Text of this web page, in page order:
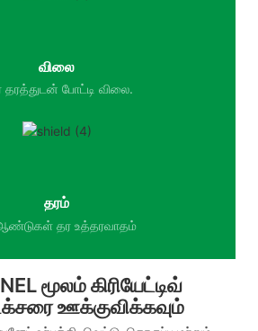
விலை
தரத்துடன் போட்டி விலை.
தரம்
தர உத்தரவாதம்
மூலம் கிரியேட்டிவ்
ஊக்குவிக்கவும்